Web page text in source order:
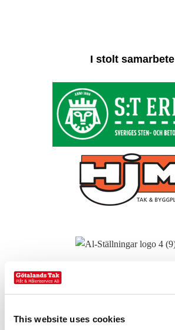
This website uses cookies
I stolt samarbete